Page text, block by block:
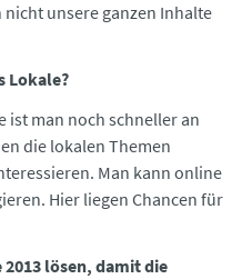
unsere ganzen Inhalte
Lokale?
ist man noch schneller an
die lokalen Themen
Man kann online
Hier liegen Chancen für
2013 lösen, damit die